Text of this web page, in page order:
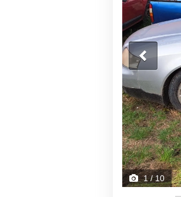
1/ 10